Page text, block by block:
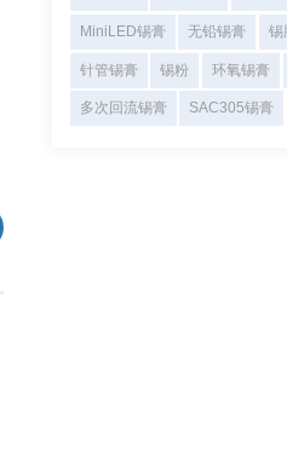
MiniLED锡膏 无铅锡膏 锡
针管锡膏 锡粉 环氧锡膏
多次回流锡膏 SAC305锡膏